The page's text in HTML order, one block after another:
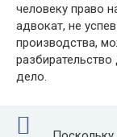
человеку право
адвокат, не
производства,
дело.